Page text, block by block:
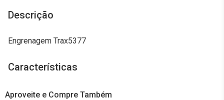
Descrição
Engrenagem Trax5377
Características
Aproveite e Compre Também